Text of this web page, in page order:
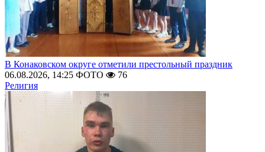
В Конаковском округе отметили престольный праздник
06.08.2026, 14:25 ФОТО
76
Религия